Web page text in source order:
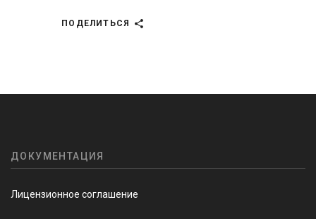
ПОДЕЛИТЬСЯ
ДОКУМЕНТАЦИЯ
Лицензионное соглашение